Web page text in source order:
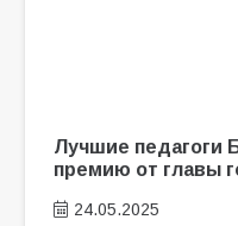
Лучшие педагоги
премию от главы
24.05.2025